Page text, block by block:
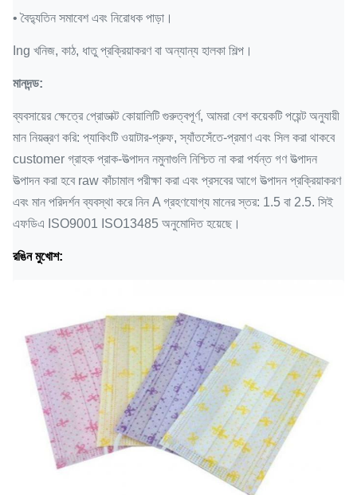
• বৈদ্যুতিন সমাবেশ এবং নিরোধক পাড়া।
Ing খনিজ, কাঠ, ধাতু প্রক্রিয়াকরণ বা অন্যান্য হালকা শিল্প।
মানদন্ড:
ব্যবসায়ের ক্ষেত্রে প্রোডাক্ট কোয়ালিটি গুরুত্বপূর্ণ, আমরা বেশ কয়েকটি পয়েন্ট অনুযায়ী
মান নিয়ন্ত্রণ করি: প্যাকিংটি ওয়াটার-প্রুফ, স্যাঁতসেঁতে-প্রমাণ এবং সিল করা থাকবে
customer গ্রাহক প্রাক-উত্পাদন নমুনাগুলি নিশ্চিত না করা পর্যন্ত গণ উত্পাদন
উত্পাদন করা হবে raw কাঁচামাল পরীক্ষা করা এবং প্রসবের আগে উত্পাদন প্রক্রিয়াকরণ
এবং মান পরিদর্শন ব্যবস্থা করে নিন A গ্রহণযোগ্য মানের স্তর: 1.5 বা 2.5. সিই
এফডিএ ISO9001 ISO13485 অনুমোদিত হয়েছে।
রঙিন মুখোশ: